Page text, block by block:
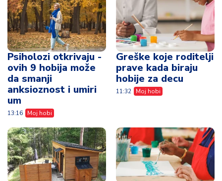
Psiholozi otkrivaju -
ovih 9 hobija može
da smanji
anksioznost i umiri
um
13:16 Moj hobi
Greške koje roditelji
prave kada biraju
hobije za decu
11:32 Moj hobi